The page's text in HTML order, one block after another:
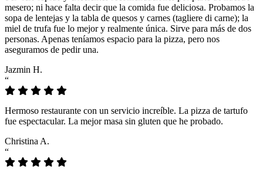
mesero; ni hace falta decir que la comida fue deliciosa. Probamos la
sopa de lentejas y la tabla de quesos y carnes (tagliere di carne); la
miel de trufa fue lo mejor y realmente única. Sirve para más de dos
personas. Apenas teníamos espacio para la pizza, pero nos
aseguramos de pedir una.
Jazmin H.
“
Hermoso restaurante con un servicio increíble. La pizza de tartufo
fue espectacular. La mejor masa sin gluten que he probado.
Christina A.
“